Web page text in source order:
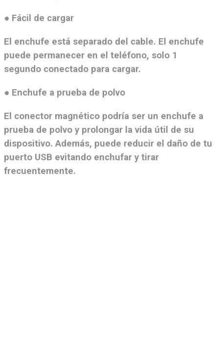
● Fácil de cargar
El enchufe está separado del cable. El enchufe
puede permanecer en el teléfono, solo 1
segundo conectado para cargar.
● Enchufe a prueba de polvo
El conector magnético podría ser un enchufe a
prueba de polvo y prolongar la vida útil de su
dispositivo. Además, puede reducir el daño de tu
puerto USB evitando enchufar y tirar
frecuentemente.